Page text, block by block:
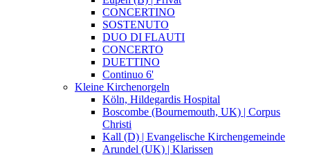
CONCERTINO
SOSTENUTO
DUO DI FLAUTI
CONCERTO
DUETTINO
Continuo 6'
Kleine Kirchenorgeln
Köln, Hildegardis Hospital
Boscombe (Bournemouth, UK) | Corpus
Christi
Kall (D) | Evangelische Kirchengemeinde
Arundel (UK) | Klarissen